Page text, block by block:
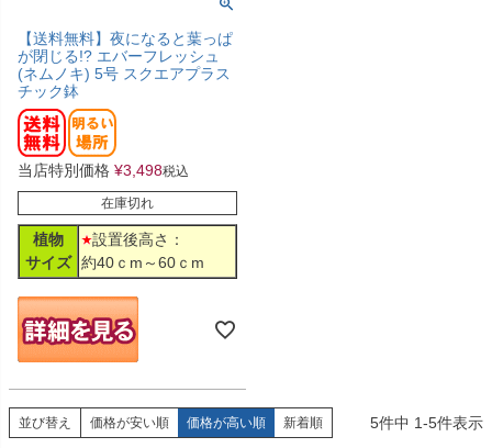
【送料無料】夜になると葉っぱ
が閉じる!? エバーフレッシュ
(ネムノキ) 5号 スクエアプラス
チック鉢
当店特別価格 ¥3,498税込
在庫切れ
植物
サイズ
設置後高さ：
約40ｃm～60ｃm
並び替え 価格が安い順 価格が高い順 新着順 5件中 1-5件表示